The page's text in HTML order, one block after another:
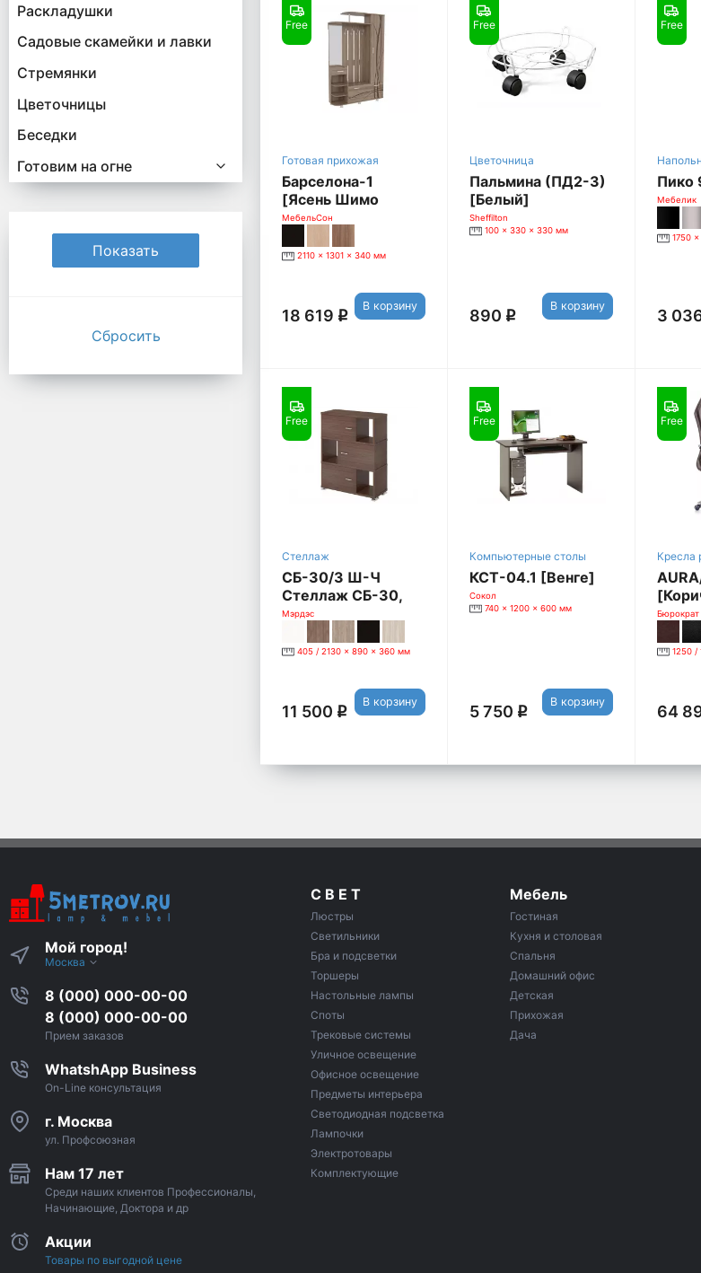
Free
Готовая прихожая
Барселона-1
[Ясень Шимо
темный]
МебельСон
2110 x 1301 x 340 мм
18 619 q
В корзину
Free
Цветочница
Пальмина (ПД2-3)
[Белый]
Sheffilton
100 x 330 x 330 мм
890 q
В корзину
Free
Пико
Мебелик
1750
3
Free
Стеллаж
СБ-30/3 Ш-Ч
Стеллаж СБ-30,
шамони
Мэрдэс
405 / 2130 x 890 x 360 мм
11 500 q
В корзину
Free
Компьютерные столы
КСТ-04.1 [Венге]
Сокол
740 x 1200 x 600 мм
5 750 q
В корзину
Free
Кресла
Бюрократ
1250 /
64
Раскладушки
Садовые скамейки и лавки
Стремянки
Цветочницы
Беседки
Готовим на огне
Сбросить
Мой город!
Москва
8 (000) 000-00-00
8 (000) 000-00-00
Прием заказов
WhatshApp Business
On-Line консультация
г. Москва
ул. Профсоюзная
Нам 17 лет
Среди наших клиентов Профессионалы,
Начинающие, Доктора и др
Акции
Товары по выгодной цене
С В Е Т
Люстры
Светильники
Бра и подсветки
Торшеры
Настольные лампы
Споты
Трековые системы
Уличное освещение
Офисное освещение
Предметы интерьера
Светодиодная подсветка
Лампочки
Электротовары
Комплектующие
Мебель
Гостиная
Кухня и столовая
Спальня
Домашний офис
Детская
Прихожая
Дача